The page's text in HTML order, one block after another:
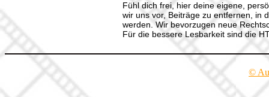
Fühl dich frei, hier deine eigene,
wir uns vor, Beiträge zu entfernen, in
werden. Wir bevorzugen neue
Für die bessere Lesbarkeit sind die
©